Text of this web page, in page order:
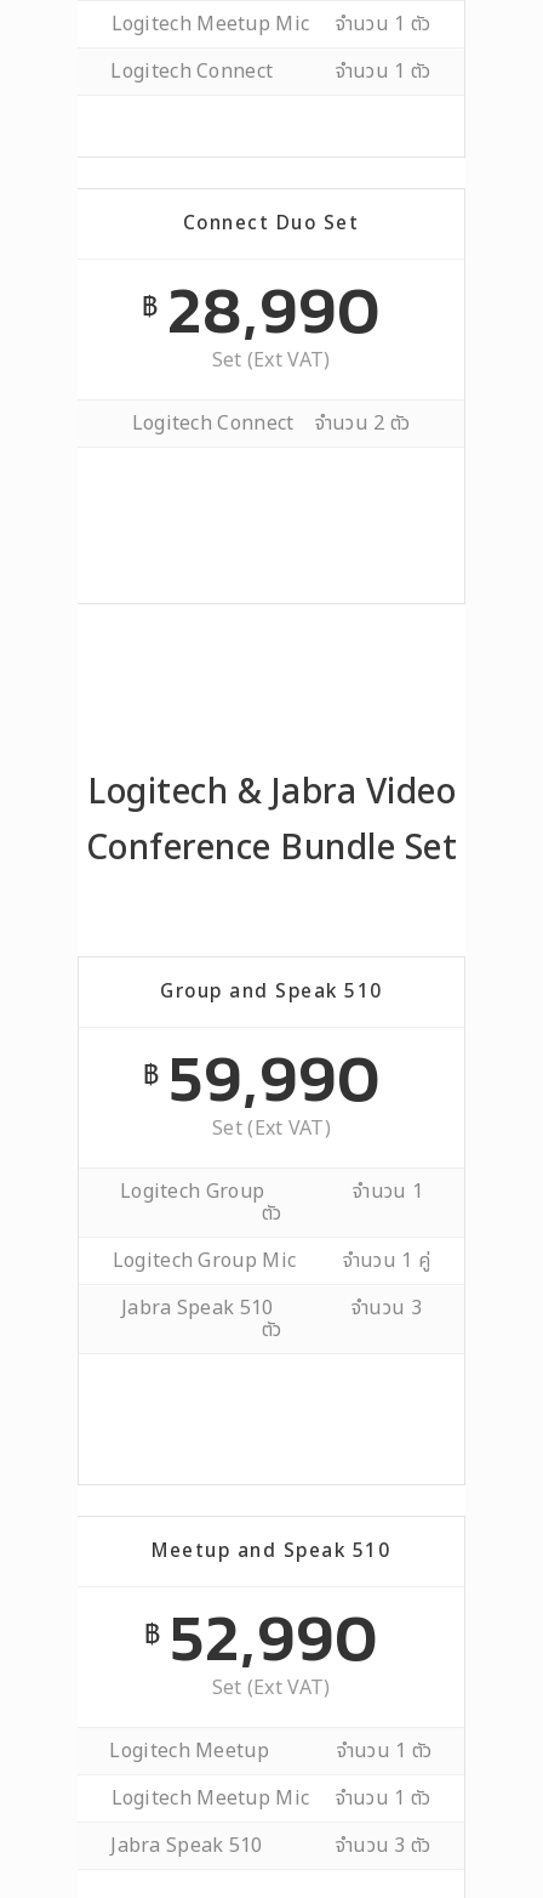
Logitech Meetup Mic จำนวน 1 ตัว
Logitech Connect จำนวน 1 ตัว
Connect Duo Set
฿28,990
Set (Ext VAT)
Logitech Connect จำนวน 2 ตัว
Logitech & Jabra Video
Conference Bundle Set
Group and Speak 510
฿59,990
Set (Ext VAT)
Logitech Group จำนวน 1
ตัว
Logitech Group Mic จำนวน 1 คู่
Jabra Speak 510 จำนวน 3
ตัว
Meetup and Speak 510
฿52,990
Set (Ext VAT)
Logitech Meetup จำนวน 1 ตัว
Logitech Meetup Mic จำนวน 1 ตัว
Jabra Speak 510 จำนวน 3 ตัว